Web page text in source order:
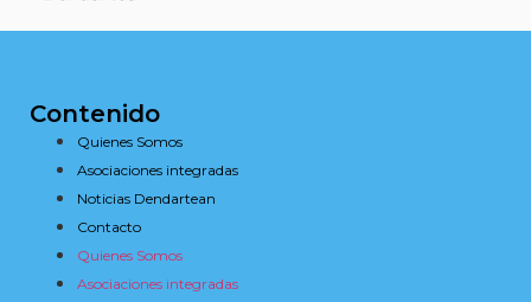
Contenido
Quienes Somos
Asociaciones integradas
Noticias Dendartean
Contacto
Quienes Somos
Asociaciones integradas